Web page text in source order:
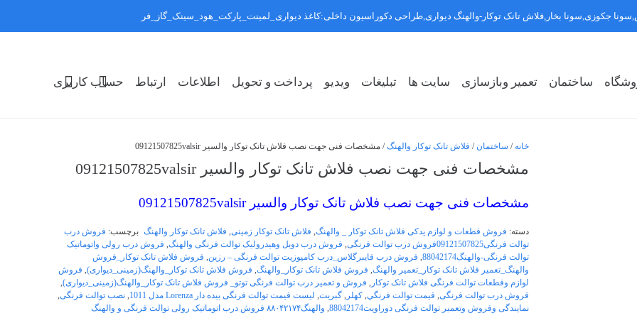
ساختمان تعمیر وبازسازی سایت ها تبلیغات ویدیو پرداخت و تحویل اطلاعات ارتباط حساب کاربری
خانه / ساختمان/ فلاش تانک توکار والهنگ/ مشخصات فنی جهت نصب فلاش تانک توکار والسیر 09121507825valsir
مشخصات فنی جهت نصب فلاش تانک توکار والسیر 09121507825valsir
مشخصات فنی جهت نصب فلاش تانک توکار والسیر 09121507825valsir
دسته: فروش قطعات و لوازم یدکی فلاش تانک توکار _ والهنگ, فلاش تانک توکار زمینی, فلاش تانک توکار والهنگ برچسب: فروش درب
توالت فرنگی09121507825فروش درب توالت فرنگی
, فروش درب دوبل وهیدرولیک توالت فرنگی والهنگ, فروش درب رولی واتوماتیک
توالت فرنگی-والهنگ88042174
, فروش درب فایبرگلاس_درب کامپوزیت توالت فرنگی – رزین, فروش فلاش تانک توکار_فروش
والهنگ_تعمیر فلاش تانک توکار_تعمیر والهنگ, فروش فلاش تانک توکار_والهنگ, فروش فلاش تانک توکار_والهنگ(زمینی_دیواری), فروش
لوازم وقطعات توالت فرنگی فلاش تانک توکار , فروش و تعمیر درب توالت فرنگی توتو_ فروش فلاش تانک توکار_والهنگ(زمینی_دیواری),
قروش درب توالت فرنگی, قيمت توالت فرنگي, کهلر , گبریت, لیست قیمت توالت فرنگی بیده دار Lorenza مدل 1011 , نصب توالت فرنگی,
نمایندگی وفروش وتعمیر توالت فرنگی دوراویت88042174
, والهنگ۸۸۰۴۲۱۷۴ فروش درب اتوماتیک رولی توالت فرنگی و والهنگ
جکوزی,سونا بخار,فلاش تانک توکار-والهنگ دیواری,طراحی دکوراسیون داخلی:کاغذ دیواری_لمینت_پارکت_هود_سینک_گاز_فر